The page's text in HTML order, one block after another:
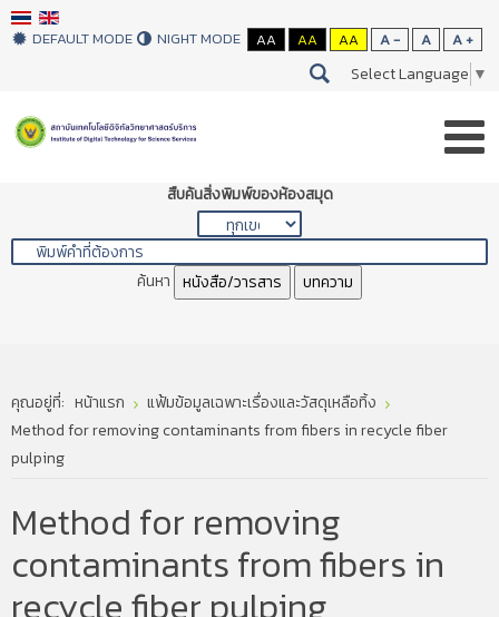
DEFAULT MODE NIGHT MODE AA AA AA A - A A +
Select Language ▼
สืบค้นสิ่งพิมพ์ของห้องสมุด
ค้นหา หนังสือ/วารสาร บทความ
คุณอยู่ที่: หน้าแรก
แฟ้มข้อมูลเฉพาะเรื่องและวัสดุเหลือทิ้ง
Method for removing contaminants from fibers in recycle fiber
pulping
Method for removing
contaminants from fibers in